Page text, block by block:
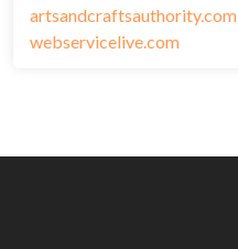
artsandcraftsauthority.com
webservicelive.com